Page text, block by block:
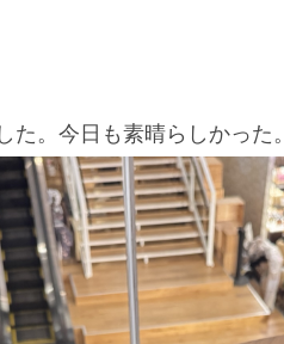
た。今日も素晴らしかった。